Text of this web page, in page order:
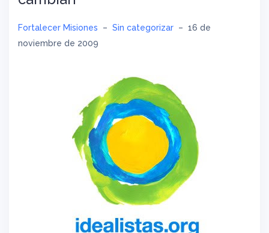
Fortalecer Misiones – Sin categorizar – 16 de
noviembre de 2009